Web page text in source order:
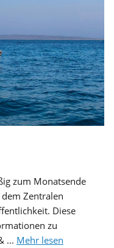
zum Monatsende
Zentralen
Diese
zu
... Mehr lesen